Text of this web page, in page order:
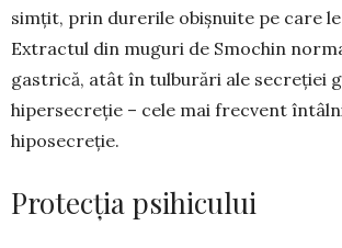
simțit, prin durerile obișnuite pe care
Extractul din muguri de Smo­chin
gastrică, atât în tulbu­rări ale secreţiei
hipersecreție – cele mai frecvent
hiposecreție.
Protecția psihicului